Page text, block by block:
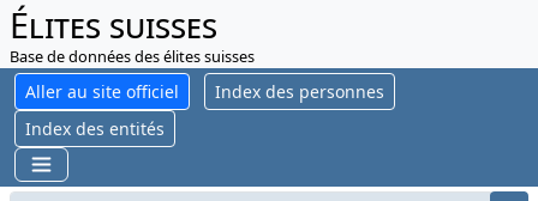
Élites suisses
Base de données des élites suisses
Aller au site officiel
Index des personnes
Index des entités